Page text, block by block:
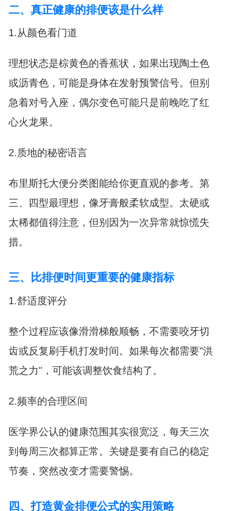
二、真正健康的排便该是什么样
1.从颜色看门道
理想状态是棕黄色的香蕉状，如果出现陶土色
或沥青色，可能是身体在发射预警信号。但别
急着对号入座，偶尔变色可能只是前晚吃了红
心火龙果。
2.质地的秘密语言
布里斯托大便分类图能给你更直观的参考。第
三、四型最理想，像牙膏般柔软成型。太硬或
太稀都值得注意，但别因为一次异常就惊慌失
措。
三、比排便时间更重要的健康指标
1.舒适度评分
整个过程应该像滑滑梯般顺畅，不需要咬牙切
齿或反复刷手机打发时间。如果每次都需要"洪
荒之力"，可能该调整饮食结构了。
2.频率的合理区间
医学界公认的健康范围其实很宽泛，每天三次
到每周三次都算正常。关键是要有自己的稳定
节奏，突然改变才需要警惕。
四、打造黄金排便公式的实用策略